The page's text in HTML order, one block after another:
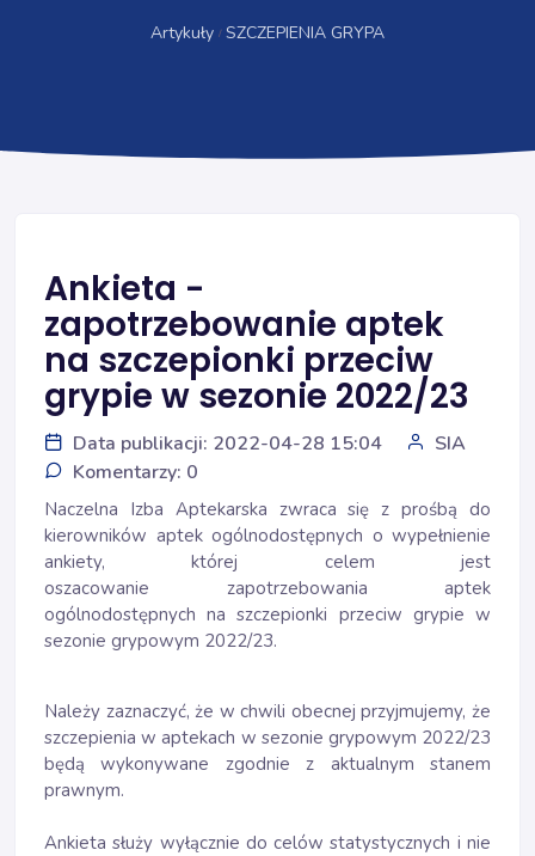
Artykuły SZCZEPIENIA GRYPA
Ankieta -
zapotrzebowanie aptek
na szczepionki przeciw
grypie w sezonie 2022/23
Data publikacji: 2022-04-28 15:04
SIA
Komentarzy: 0
Naczelna Izba Aptekarska zwraca się z prośbą do
kierowników aptek ogólnodostępnych o wypełnienie
ankiety, której celem jest
oszacowanie zapotrzebowania aptek
ogólnodostępnych na szczepionki przeciw grypie w
sezonie grypowym 2022/23.
Należy zaznaczyć, że w chwili obecnej przyjmujemy, że
szczepienia w aptekach w sezonie grypowym 2022/23
będą wykonywane zgodnie z aktualnym stanem
prawnym.
Ankieta służy wyłącznie do celów statystycznych i nie